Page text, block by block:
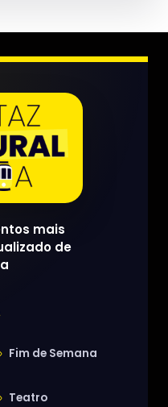
mais
de
Fim de Semana
Teatro